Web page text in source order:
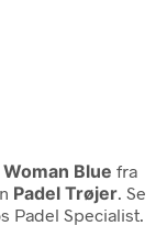
Blue fra
Padel Trøjer. Se
Padel Specialist.